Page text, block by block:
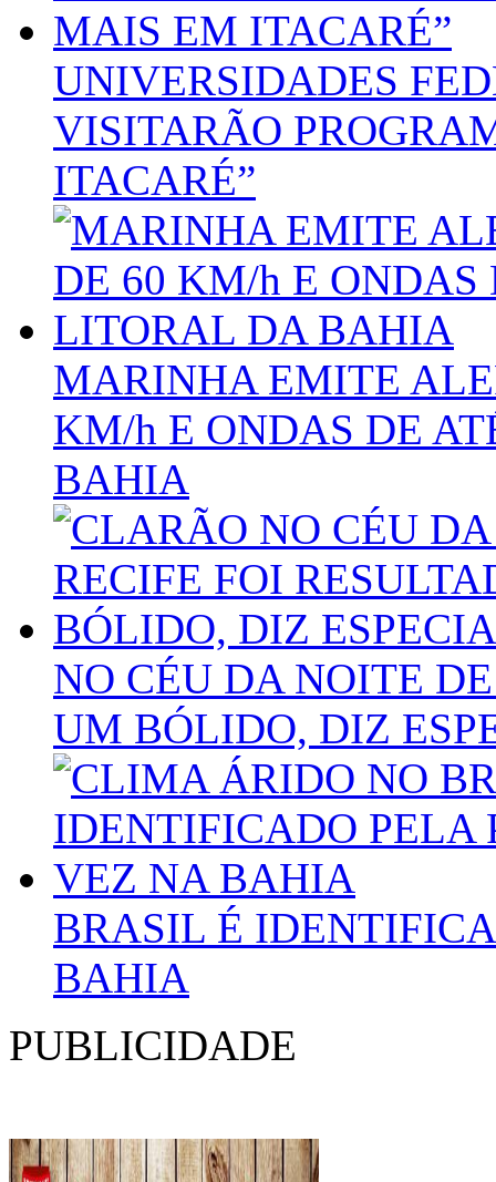
UNIVERSIDADES
VISITARÃO
ITACARÉ”
MARINHA EMITE
KM/h E ONDAS DE
BAHIA
NO CÉU DA NOITE
UM BÓLIDO, DIZ
BRASIL É
BAHIA
PUBLICIDADE